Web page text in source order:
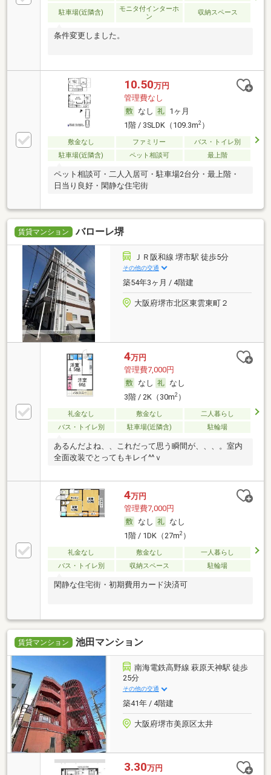
駐車場(近隣含)
モニタ付インターホ
ン
収納スペース
条件変更しました。
10.50万円
管理費なし
なし
1ヶ月
1階 / 3SLDK（109.3m2）
敷金なし ファミリー
バス・トイレ別
駐車場(近隣含)
ペット相談可 最上階
ペット相談可・二人入居可・駐車場2台分・最上階・
日当り良好・閑静な住宅街
賃貸マンション バローレ堺
ＪＲ阪和線 堺市駅 徒歩5分
その他の交通
築54年3ヶ月 / 4階建
大阪府堺市北区東雲東町２
4万円
管理費7,000円
なし
なし
3階 / 2K（30m2）
礼金なし 敷金なし
二人暮らし
バス・トイレ別
駐車場(近隣含) 駐輪場
あるんだよね、、これだって思う瞬間が、、、。室内
全面改装でとってもキレイ^^ｖ
4万円
管理費7,000円
なし
なし
1階 / 1DK（27m2）
礼金なし 敷金なし
一人暮らし
バス・トイレ別
収納スペース 駐輪場
閑静な住宅街・初期費用カード決済可
賃貸マンション 池田マンション
南海電鉄高野線 萩原天神駅 徒歩
25分
その他の交通
築41年 / 4階建
大阪府堺市美原区太井
3.30万円